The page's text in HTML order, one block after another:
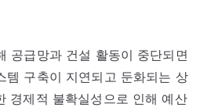
공급망과 건설 활동이 중단되면
템 구축이 지연되고 둔화되는 상
경제적 불확실성으로 인해 예산